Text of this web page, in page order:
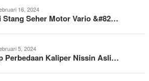
16, 2024
Stang Seher Motor Vario &#82…
5, 2024
Perbedaan Kaliper Nissin Asli…